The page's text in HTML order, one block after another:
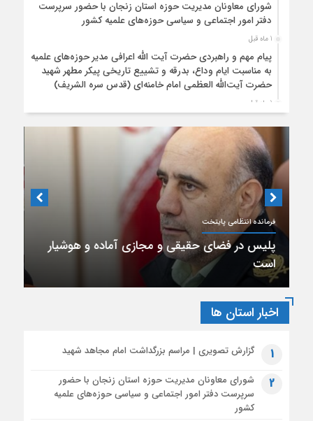
شورای معاونان مدیریت حوزه استان زنجان با حضور سرپرست
دفتر امور اجتماعی و سیاسی حوزه‌های علمیه کشور
1 ماه قبل
پیام مهم و راهبردی حضرت آیت الله اعرافی مدیر حوزه‌های علمیه
به مناسبت ایام وداع، بدرقه و تشییع تاریخی پیکر مطهر شهید
حضرت آیت‌الله العظمی امام خامنه‌ای (قدس سره الشریف)
1 ماه قبل
متن کامل پیام آیت‌الله اعرافی مدیر حوزه های علمیه کشور به
مناسبت فرا رسیدن ماه محرم الحرام
1 ماه قبل
بیانیه آیت‌الله محمود رجبی دربارۀ «مذاکرات پایان جنگ با آمریکا
و تفاهم‌نامۀ آتش بس»
تشریح محورهای عملیات تبلیغ محرم توسط سخنگوی قرارگاه بلاغ
مبین حوزه
دبیر انجمن داروسازان استان تهران
حال ناخوش داروخانه‌ها در رویارویی با مشکلات
مالی
اخبار استان ها
1 گزارش تصویری | مراسم بزرگداشت امام مجاهد شهید
2
شورای معاونان مدیریت حوزه استان زنجان با حضور
سرپرست دفتر امور اجتماعی و سیاسی حوزه‌های علمیه
کشور